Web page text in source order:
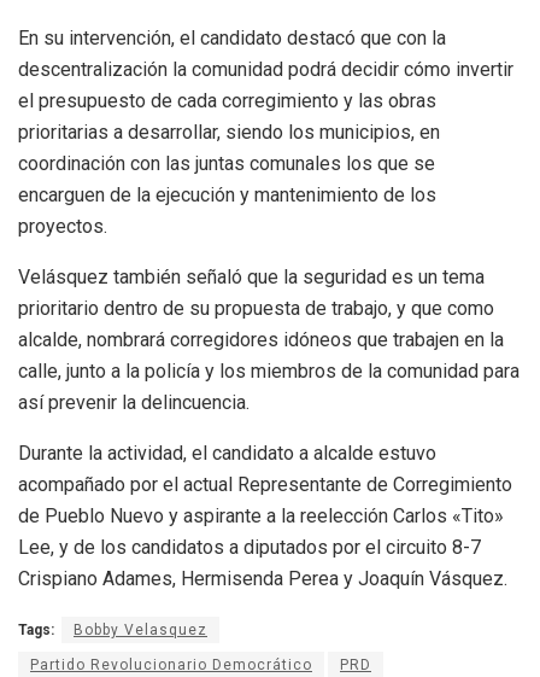
En su intervención, el candidato destacó que con la
descentralización la comunidad podrá decidir cómo invertir
el presupuesto de cada corregimiento y las obras
prioritarias a desarrollar, siendo los municipios, en
coordinación con las juntas comunales los que se
encarguen de la ejecución y mantenimiento de los
proyectos.
Velásquez también señaló que la seguridad es un tema
prioritario dentro de su propuesta de trabajo, y que como
alcalde, nombrará corregidores idóneos que trabajen en la
calle, junto a la policía y los miembros de la comunidad para
así prevenir la delincuencia.
Durante la actividad, el candidato a alcalde estuvo
acompañado por el actual Representante de Corregimiento
de Pueblo Nuevo y aspirante a la reelección Carlos «Tito»
Lee, y de los candidatos a diputados por el circuito 8-7
Crispiano Adames, Hermisenda Perea y Joaquín Vásquez.
Tags: Bobby Velasquez
Partido Revolucionario Democrático PRD